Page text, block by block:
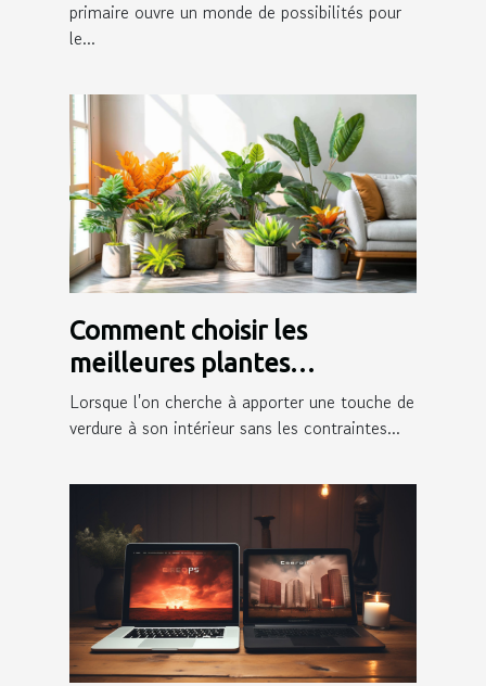
primaire ouvre un monde de possibilités pour
le...
Comment choisir les
meilleures plantes
artificielles pour votre
intérieur
Lorsque l'on cherche à apporter une touche de
verdure à son intérieur sans les contraintes...